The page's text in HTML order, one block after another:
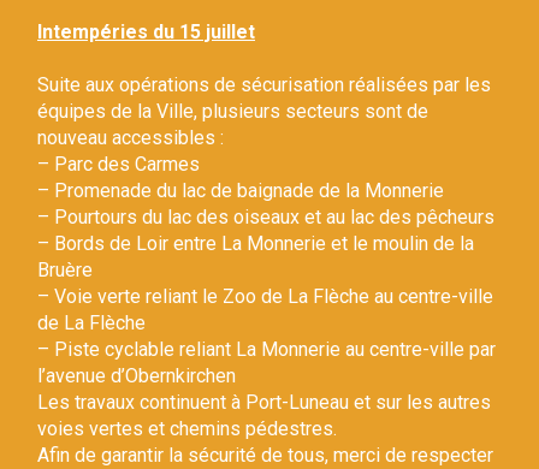
Intempéries du 15 juillet
Suite aux opérations de sécurisation réalisées par les
équipes de la Ville, plusieurs secteurs sont de
nouveau accessibles :
– Parc des Carmes
– Promenade du lac de baignade de la Monnerie
– Pourtours du lac des oiseaux et au lac des pêcheurs
– Bords de Loir entre La Monnerie et le moulin de la
Bruère
– Voie verte reliant le Zoo de La Flèche au centre-ville
de La Flèche
– Piste cyclable reliant La Monnerie au centre-ville par
l’avenue d’Obernkirchen
Les travaux continuent à Port-Luneau et sur les autres
voies vertes et chemins pédestres.
Afin de garantir la sécurité de tous, merci de respecter